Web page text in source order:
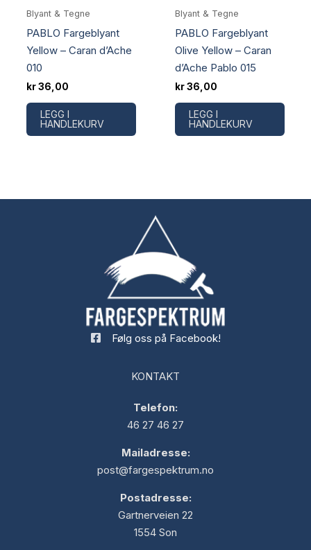
Blyant & Tegne
PABLO Fargeblyant
Yellow – Caran d’Ache
010
kr36,00
LEGG I
HANDLEKURV
Blyant & Tegne
PABLO Fargeblyant
Olive Yellow – Caran
d’Ache Pablo 015
kr36,00
LEGG I
HANDLEKURV
Følg oss på Facebook!
KONTAKT
Telefon:
46 27 46 27
Mailadresse:
post@fargespektrum.no
Postadresse:
Gartnerveien 22
1554 Son